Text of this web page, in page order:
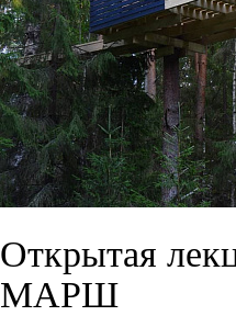
Открытая
МАРШ